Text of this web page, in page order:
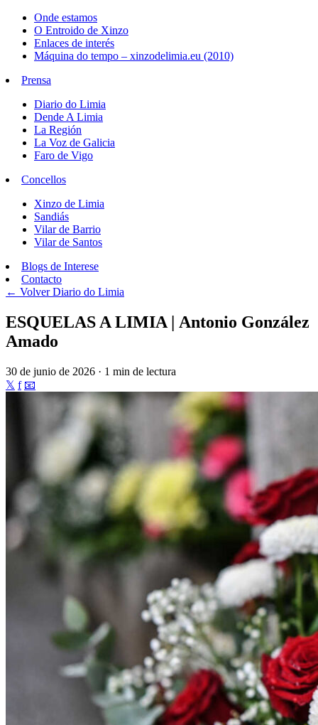
Onde estamos
O Entroido de Xinzo
Enlaces de interés
Máquina do tempo – xinzodelimia.eu (2010)
Prensa
Diario do Limia
Dende A Limia
La Región
La Voz de Galicia
Faro de Vigo
Concellos
Xinzo de Limia
Sandiás
Vilar de Barrio
Vilar de Santos
Blogs de Interese
Contacto
← VolverDiario do Limia
ESQUELAS A LIMIA | Antonio González
Amado
30 de junio de 2026 · 1 min de lectura
𝕏 f 📧